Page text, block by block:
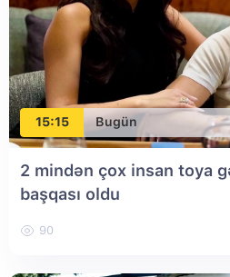
15:15 Bugün
2 mindən çox insan toya
başqası oldu
90